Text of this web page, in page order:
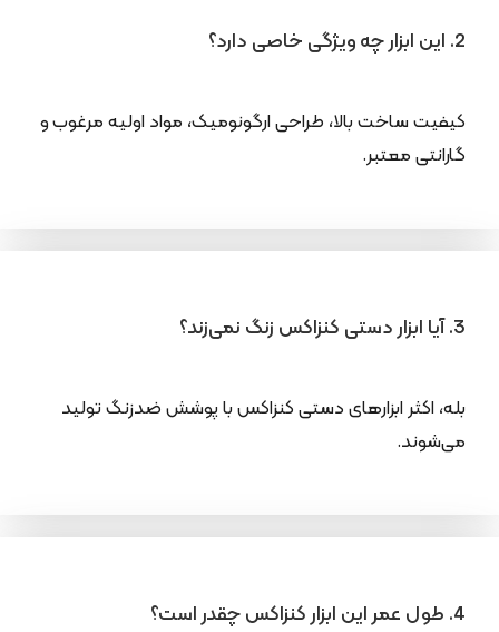
2. این ابزار چه ویژگی خاصی دارد؟
کیفیت ساخت بالا، طراحی ارگونومیک، مواد اولیه مرغوب و
گارانتی معتبر.
3. آیا ابزار دستی کنزاکس زنگ نمی‌زند؟
بله، اکثر ابزارهای دستی کنزاکس با پوشش ضدزنگ تولید
می‌شوند.
4. طول عمر این ابزار کنزاکس چقدر است؟